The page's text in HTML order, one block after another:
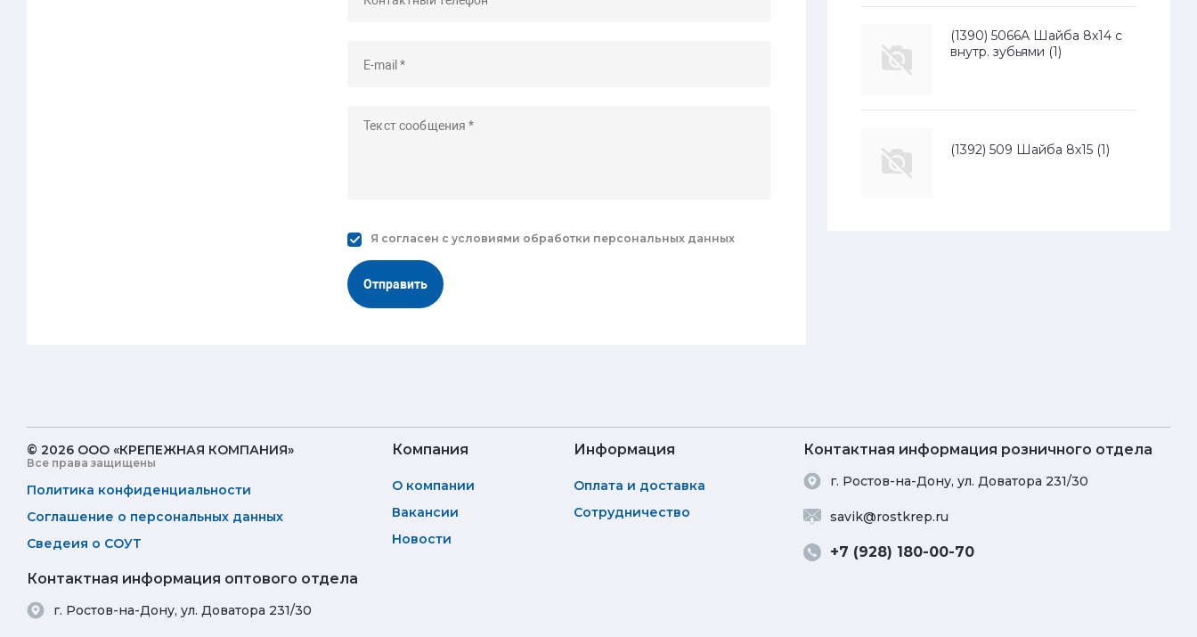
Я согласен сусловиями обработки персональных данных
Отправить
(1390) 5066А Шайба 8х14 с
внутр. зубьями (1)
(1392) 509 Шайба 8х15 (1)
© 2026 ООО «КРЕПЕЖНАЯ КОМПАНИЯ»
Все права защищены
Политика конфиденциальности
Соглашение о персональных данных
Сведеия о СОУТ
Компания
О компании
Вакансии
Новости
Информация
Оплата и доставка
Сотрудничество
Контактная информация розничного отдела
г. Ростов-на-Дону, ул. Доватора 231/30
savik@rostkrep.ru
+7 (928) 180-00-70
Контактная информация оптового отдела
г. Ростов-на-Дону, ул. Доватора 231/30